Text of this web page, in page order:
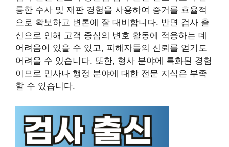
륭한 수사 및 재판 경험을 사용하여 증거를 효율적
으로 확보하고 변론에 잘 대비합니다. 반면 검사 출
신으로 인해 고객 중심의 변호 활동에 적응하는 데
어려움이 있을 수 있고, 피해자들의 신뢰를 얻기도
어려울 수 있습니다. 또한, 형사 분야에 특화된 경험
이므로 민사나 행정 분야에 대한 전문 지식은 부족
할 수 있습니다.